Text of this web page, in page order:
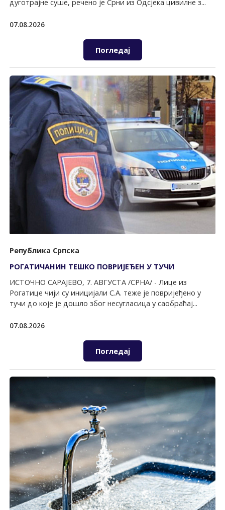
дуготрајне суше, речено је Срни из Одсјека цивилне з...
07.08.2026
Погледај
Република Српска
РОГАТИЧАНИН ТЕШКО ПОВРИЈЕЂЕН У ТУЧИ
ИСТОЧНО САРАЈЕВО, 7. АВГУСТА /СРНА/ - Лице из
Рогатице чији су иницијали С.А. теже је повријеђено у
тучи до које је дошло због несугласица у саобраћај...
07.08.2026
Погледај